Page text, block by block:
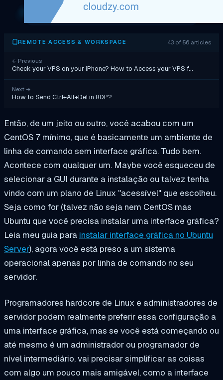
REMOTE ACCESS & WORKSPACE 43 of 56 articles
← Previous
Check your VPS on your iPhone? How to Access your VPS f…
Next →
How to Send Ctrl+Alt+Del in RDP?
Então, de um jeito ou outro, você acabou com um
CentOS 7 mínimo, que é basicamente um ambiente de
linha de comando sem interface gráfica. Tudo bem.
Acontece com qualquer um. Maybe você esqueceu de
selecionar a GUI durante a instalação ou talvez tenha
vindo com um plano de Linux "acessível" que escolheu.
Seja como for (talvez não seja nem CentOS mas
Ubuntu que você precisa instalar uma interface gráfica?
Leia meu guia para instalar interface gráfica no Ubuntu
Server), agora você está preso a um sistema
operacional apenas por linha de comando no seu
servidor.
Programadores hardcore de Linux e administradores de
servidor podem realmente preferir essa configuração a
uma interface gráfica, mas se você está começando ou
até mesmo é um administrador ou programador de
nível intermediário, vai precisar simplificar as coisas
com algo um pouco mais amigável, como a interface